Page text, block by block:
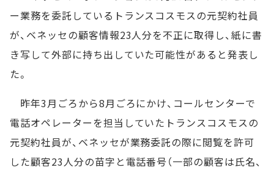
ー業務を委託しているトランスコスモスの元契約社員
が、ベネッセの顧客情報23人分を不正に取得し、紙に書
き写して外部に持ち出していた可能性があると発表し
た。
昨年3月ごろから8月ごろにかけ、コールセンターで
電話オペレーターを担当していたトランスコスモスの
元契約社員が、ベネッセが業務委託の際に閲覧を許可
した顧客23人分の苗字と電話番号（一部の顧客は氏名、